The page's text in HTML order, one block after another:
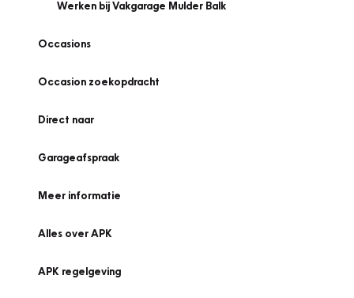
Werken bij Vakgarage Mulder Balk
Occasions
Occasion zoekopdracht
Direct naar
Garageafspraak
Meer informatie
Alles over APK
APK regelgeving